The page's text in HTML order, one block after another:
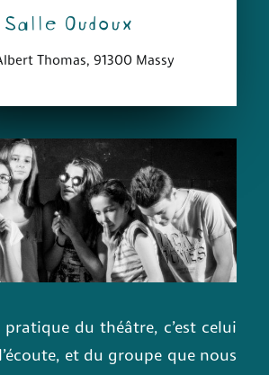
Salle Oudoux
Thomas, 91300 Massy
du théâtre, c’est celui
et du groupe que nous